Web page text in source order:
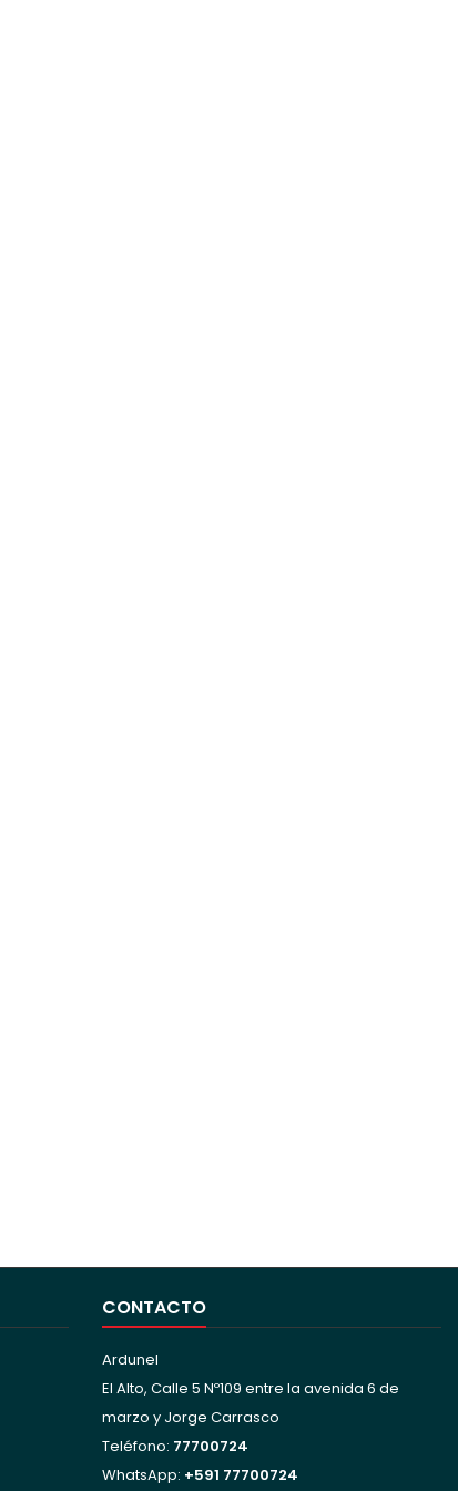
CONTACTO
Ardunel
El Alto, Calle 5 Nº109 entre la avenida 6 de
marzo y Jorge Carrasco
Teléfono: 77700724
WhatsApp: +591 77700724